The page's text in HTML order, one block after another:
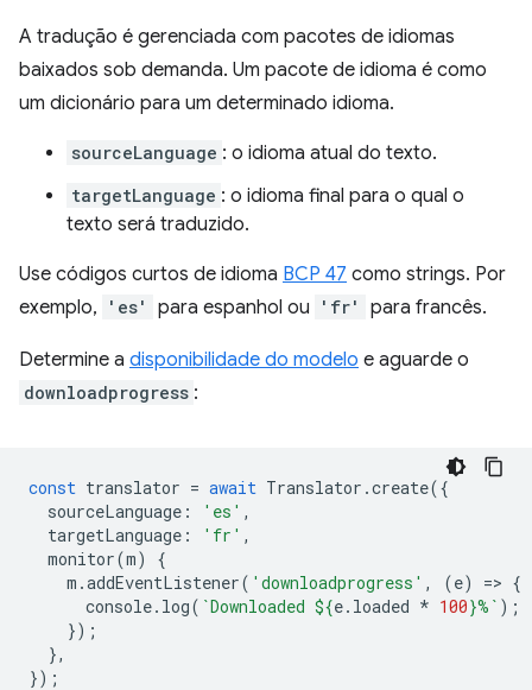
A tradução é gerenciada com pacotes de idiomas
baixados sob demanda. Um pacote de idioma é como
um dicionário para um determinado idioma.
sourceLanguage : o idioma atual do texto.
targetLanguage : o idioma final para o qual o
texto será traduzido.
Use códigos curtos de idioma BCP 47 como strings. Por
exemplo,
'es' para espanhol ou 'fr' para francês.
Determine a disponibilidade do modelo e aguarde o
downloadprogress :
const translator = await Translator .create({
sourceLanguage : 'es' ,
targetLanguage : 'fr' ,
monitor(m)
{
m .addEventListener( 'downloadprogress' , (e) => {
console. log( `Downloaded ${e. loaded * 100}%` );
});
},
});